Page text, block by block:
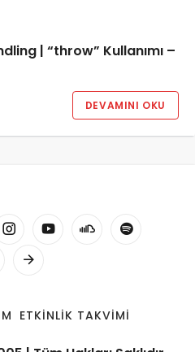
| “throw” Kullanımı –
DEVAMINI OKU
ETKINLIK TAKVIMI